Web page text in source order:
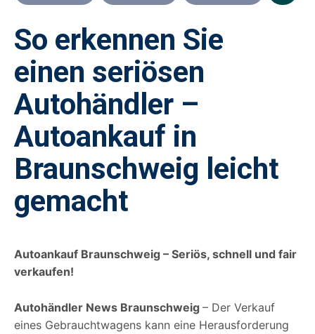
So erkennen Sie
einen seriösen
Autohändler –
Autoankauf in
Braunschweig leicht
gemacht
Autoankauf Braunschweig – Seriös, schnell und fair
verkaufen!
Autohändler News Braunschweig – Der Verkauf
eines Gebrauchtwagens kann eine Herausforderung